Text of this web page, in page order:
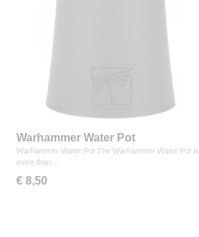
Warhammer Water Pot
Warhammer Water Pot The Warhammer Water Pot is
more than…
€ 8,50